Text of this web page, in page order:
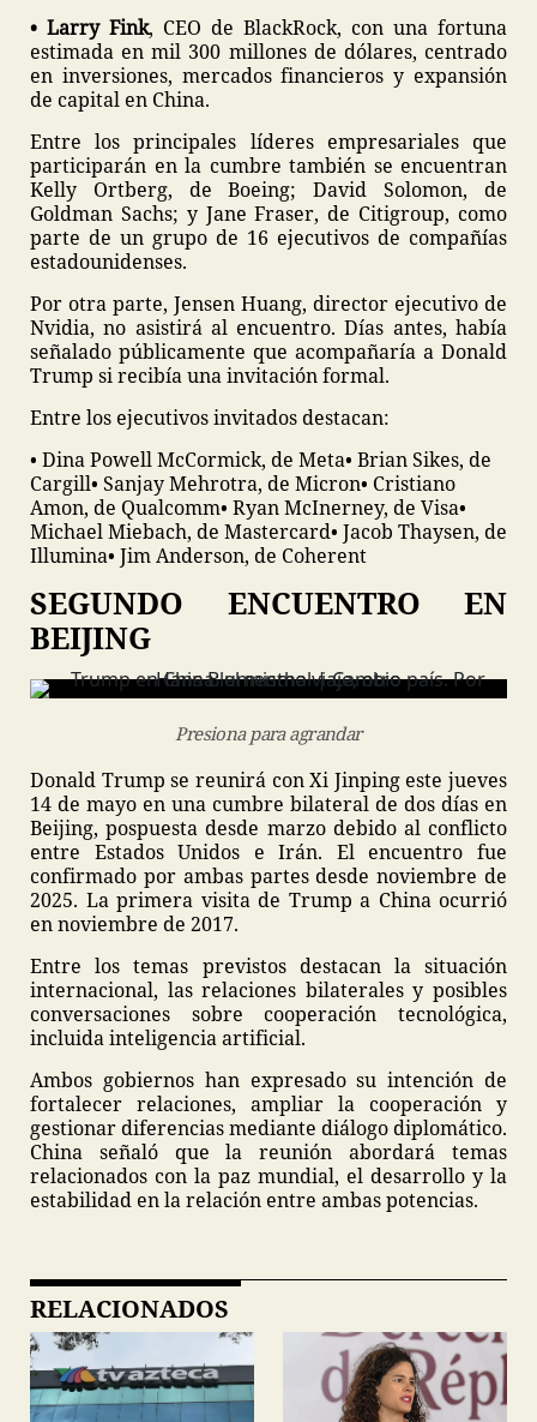
• Larry Fink, CEO de BlackRock, con una fortuna
estimada en mil 300 millones de dólares, centrado
en inversiones, mercados financieros y expansión
de capital en China.
Entre los principales líderes empresariales que
participarán en la cumbre también se encuentran
Kelly Ortberg, de Boeing; David Solomon, de
Goldman Sachs; y Jane Fraser, de Citigroup, como
parte de un grupo de 16 ejecutivos de compañías
estadounidenses.
Por otra parte, Jensen Huang, director ejecutivo de
Nvidia, no asistirá al encuentro. Días antes, había
señalado públicamente que acompañaría a Donald
Trump si recibía una invitación formal.
Entre los ejecutivos invitados destacan:
• Dina Powell McCormick, de Meta• Brian Sikes, de
Cargill• Sanjay Mehrotra, de Micron• Cristiano
Amon, de Qualcomm• Ryan McInerney, de Visa•
Michael Miebach, de Mastercard• Jacob Thaysen, de
Illumina• Jim Anderson, de Coherent
SEGUNDO ENCUENTRO EN
BEIJING
Presiona para agrandar
Donald Trump se reunirá con Xi Jinping este jueves
14 de mayo en una cumbre bilateral de dos días en
Beijing, pospuesta desde marzo debido al conflicto
entre Estados Unidos e Irán. El encuentro fue
confirmado por ambas partes desde noviembre de
2025. La primera visita de Trump a China ocurrió
en noviembre de 2017.
Entre los temas previstos destacan la situación
internacional, las relaciones bilaterales y posibles
conversaciones sobre cooperación tecnológica,
incluida inteligencia artificial.
Ambos gobiernos han expresado su intención de
fortalecer relaciones, ampliar la cooperación y
gestionar diferencias mediante diálogo diplomático.
China señaló que la reunión abordará temas
relacionados con la paz mundial, el desarrollo y la
estabilidad en la relación entre ambas potencias.
RELACIONADOS